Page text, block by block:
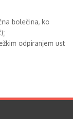
bolečina, ko
odpiranjem ust